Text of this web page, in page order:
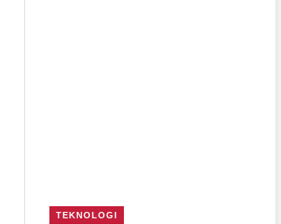
TEKNOLOGI